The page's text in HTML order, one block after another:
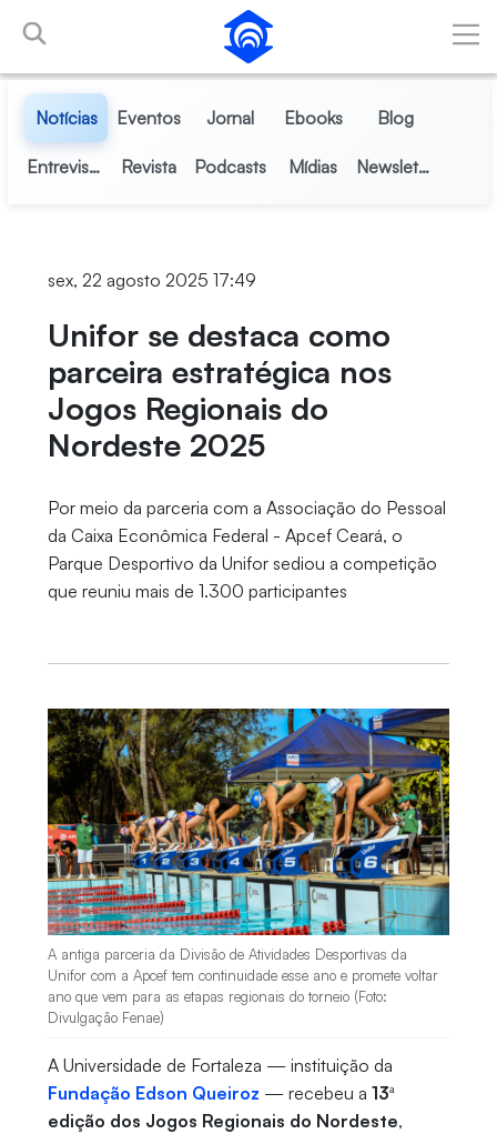
Pular para o Conteúdo principal
Notícias Eventos Jornal Ebooks Blog
Entrevistas Revista Podcasts Mídias Newsletter
sex, 22 agosto 2025 17:49
Unifor se destaca como
parceira estratégica nos
Jogos Regionais do
Nordeste 2025
Por meio da parceria com a Associação do Pessoal
da Caixa Econômica Federal - Apcef Ceará, o
Parque Desportivo da Unifor sediou a competição
que reuniu mais de 1.300 participantes
A antiga parceria da Divisão de Atividades Desportivas da
Unifor com a Apcef tem continuidade esse ano e promete voltar
ano que vem para as etapas regionais do torneio (Foto:
Divulgação Fenae)
A Universidade de Fortaleza — instituição da
Fundação Edson Queiroz — recebeu a 13ª
edição dos Jogos Regionais do Nordeste,